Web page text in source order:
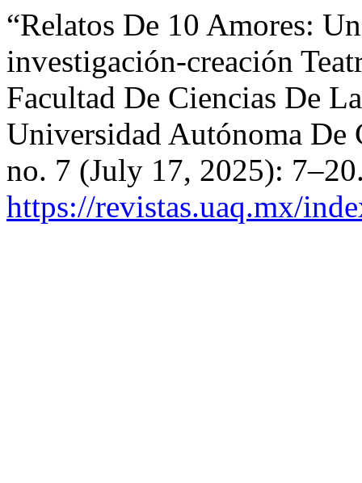
“Relatos De 10 Amores:
investigación-creación
Facultad De Ciencias De
Universidad Autónoma
no. 7 (July 17, 2025):
https://revistas.uaq.mx/